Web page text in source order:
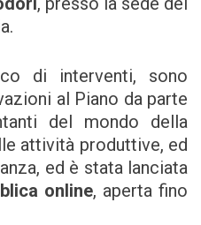
di interventi, sono
al Piano da parte
del mondo della
attività produttive, ed
ed è stata lanciata
online, aperta fino